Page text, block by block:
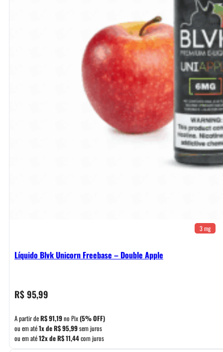
3 mg
Líquido Blvk Unicorn Freebase – Double Apple
R$95,99
A partir deR$91,19no Pix(5% OFF)
ou em até1x deR$95,99sem juros
ou em até12x deR$11,44com juros